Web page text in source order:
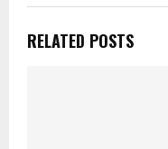
RELATED POSTS